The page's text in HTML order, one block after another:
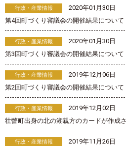
行政・産業情報
2020年01月30日
第4回町づくり審議会の開催結果について
行政・産業情報
2020年01月30日
第3回町づくり審議会の開催結果について
行政・産業情報
2019年12月06日
第2回町づくり審議会の開催結果について
行政・産業情報
2019年12月02日
壮瞥町出身の北の湖親方のカードが作成
行政・産業情報
2019年11月26日